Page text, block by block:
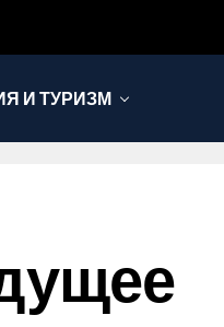
И ТУРИЗМ